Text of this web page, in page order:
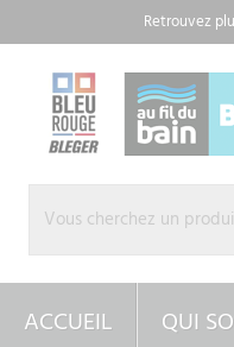
Retrouvez
ACCUEIL QUI
Panneau de gestion des